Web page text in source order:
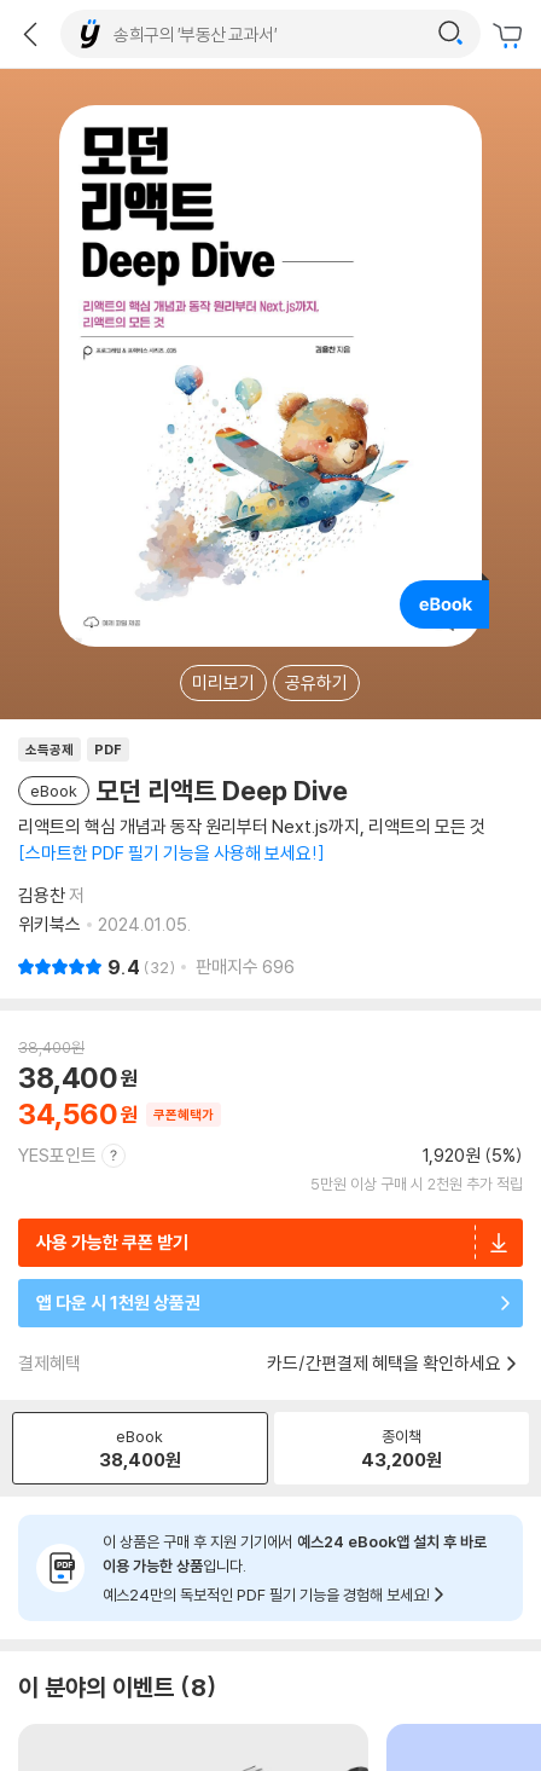
미리보기 공유하기
소득공제 PDF
eBook 모던 리액트 Deep Dive
리액트의 핵심 개념과 동작 원리부터 Next.js까지, 리액트의 모든 것
스마트한 PDF 필기 기능을 사용해 보세요!
김용찬저
위키북스
2024.01.05.
9.4 32 판매지수 696
38,400원
34,560
38,400
쿠폰혜택가
YES포인트 1,920원 (5%)
5만원 이상 구매 시 2천원 추가 적립
사용 가능한 쿠폰 받기
앱 다운 시 1천원 상품권
결제혜택 카드/간편결제 혜택을 확인하세요
eBook
38,400원
종이책
43,200원
이 상품은 구매 후 지원 기기에서 예스24 eBook앱 설치 후 바로
이용 가능한 상품입니다.
예스24만의 독보적인 PDF 필기 기능을 경험해 보세요!
이 분야의 이벤트 8